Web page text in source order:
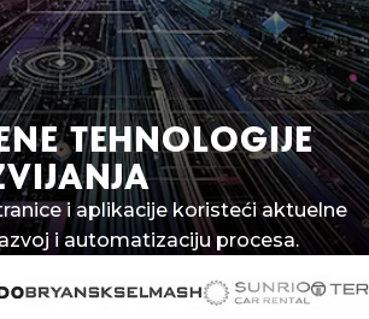
TEHNOLOGIJE
i aplikacije koristeći aktuelne
i automatizaciju procesa.